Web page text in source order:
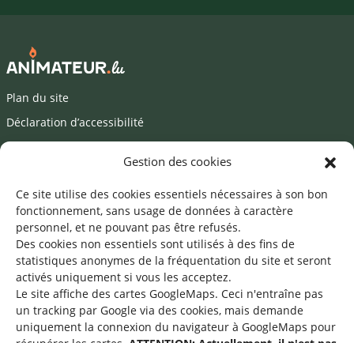
Gestion des cookies
Ce site utilise des cookies essentiels nécessaires à son bon
fonctionnement, sans usage de données à caractère
personnel, et ne pouvant pas être refusés.
Des cookies non essentiels sont utilisés à des fins de
statistiques anonymes de la fréquentation du site et seront
activés uniquement si vous les acceptez.
Le site affiche des cartes GoogleMaps. Ceci n'entraîne pas
un tracking par Google via des cookies, mais demande
uniquement la connexion du navigateur à GoogleMaps pour
Plan du site
Déclaration d’accessibilité
Mentions légales
Une offre du